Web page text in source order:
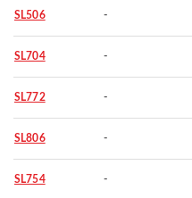
SL506 -
SL704 -
SL772 -
SL806 -
SL754 -